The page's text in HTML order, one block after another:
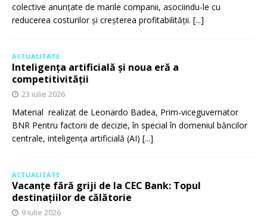
colective anunțate de marile companii, asociindu-le cu
reducerea costurilor și creșterea profitabilității. [...]
ACTUALITATE
Inteligența artificială și noua eră a
competitivității
23 iulie 2026
Material realizat de Leonardo Badea, Prim-viceguvernator
BNR Pentru factorii de decizie, în special în domeniul băncilor
centrale, inteligența artificială (AI) [...]
ACTUALITATE
Vacanțe fără griji de la CEC Bank: Topul
destinațiilor de călătorie
9 iulie 2026